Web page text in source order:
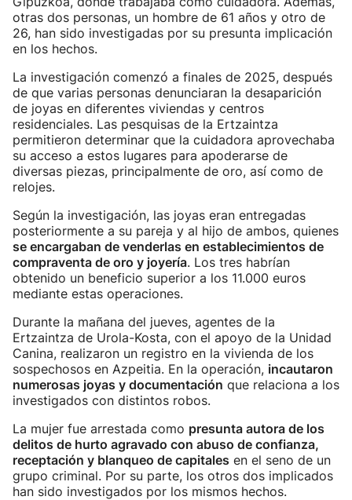
otras dos personas, un hombre de 61 años y otro de
26, han sido investigadas por su presunta implicación
en los hechos.
La investigación comenzó a finales de 2025, después
de que varias personas denunciaran la desaparición
de joyas en diferentes viviendas y centros
residenciales. Las pesquisas de la Ertzaintza
permitieron determinar que la cuidadora aprovechaba
su acceso a estos lugares para apoderarse de
diversas piezas, principalmente de oro, así como de
relojes.
Según la investigación, las joyas eran entregadas
posteriormente a su pareja y al hijo de ambos, quienes
se encargaban de venderlas en establecimientos de
compraventa de oro y joyería. Los tres habrían
obtenido un beneficio superior a los 11.000 euros
mediante estas operaciones.
Durante la mañana del jueves, agentes de la
Ertzaintza de Urola-Kosta, con el apoyo de la Unidad
Canina, realizaron un registro en la vivienda de los
sospechosos en Azpeitia. En la operación, incautaron
numerosas joyas y documentación que relaciona a los
investigados con distintos robos.
La mujer fue arrestada como presunta autora de los
delitos de hurto agravado con abuso de confianza,
receptación y blanqueo de capitales en el seno de un
grupo criminal. Por su parte, los otros dos implicados
han sido investigados por los mismos hechos.